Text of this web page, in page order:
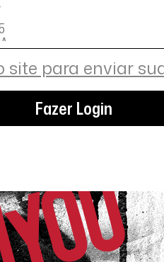
site para enviar
Fazer Login